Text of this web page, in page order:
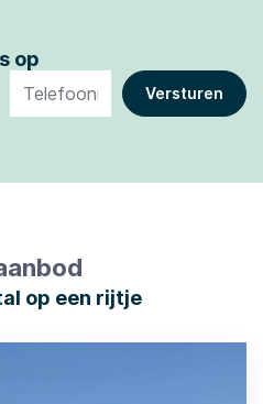
op
op een rijtje